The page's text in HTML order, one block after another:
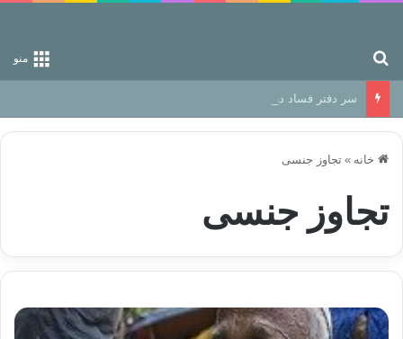
منو
سر دفتر فساد در زمین‌، دوری وکناره‌گیری از راه خداست‌!
خانه » تجاوز جنسی
تجاوز جنسی